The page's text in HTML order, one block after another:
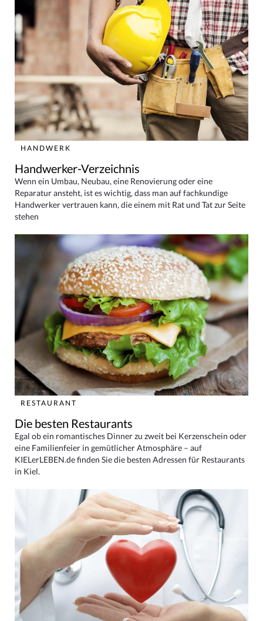
HANDWERK
Handwerker-Verzeichnis
Wenn ein Umbau, Neubau, eine Renovierung oder eine
Reparatur ansteht, ist es wichtig, dass man auf fachkundige
Handwerker vertrauen kann, die einem mit Rat und Tat zur Seite
stehen
RESTAURANT
Die besten Restaurants
Egal ob ein romantisches Dinner zu zweit bei Kerzenschein oder
eine Familienfeier in gemütlicher Atmosphäre – auf
KIELerLEBEN.de finden Sie die besten Adressen für Restaurants
in Kiel.